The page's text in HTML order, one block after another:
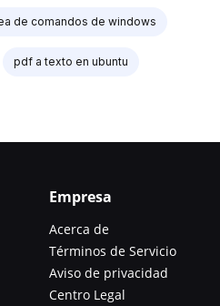
de comandos de windows
pdf a texto en ubuntu
Empresa
Acerca de
Términos de Servicio
Aviso de privacidad
Centro Legal